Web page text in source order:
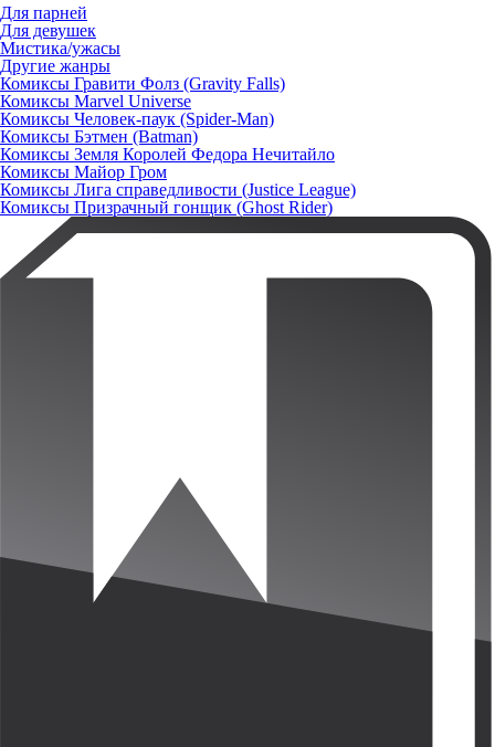
Для парней
Для девушек
Мистика/ужасы
Другие жанры
Комиксы Гравити Фолз (Gravity Falls)
Комиксы Marvel Universe
Комиксы Человек-паук (Spider-Man)
Комиксы Бэтмен (Batman)
Комиксы Земля Королей Федора Нечитайло
Комиксы Майор Гром
Комиксы Лига справедливости (Justice League)
Комиксы Призрачный гонщик (Ghost Rider)